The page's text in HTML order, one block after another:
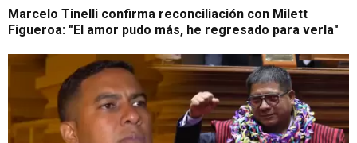
Marcelo Tinelli confirma reconciliación con Milett
Figueroa: "El amor pudo más, he regresado para verla"